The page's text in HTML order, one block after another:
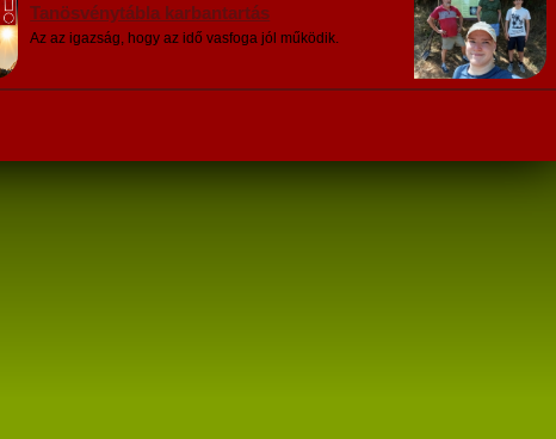
Tanösvénytábla karbantartás
Az az igazság, hogy az idő vasfoga jól működik.